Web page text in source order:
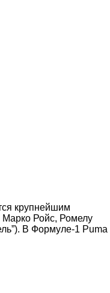
крупнейшим
Марко Ройс, Ромелу
В Формуле-1 Puma